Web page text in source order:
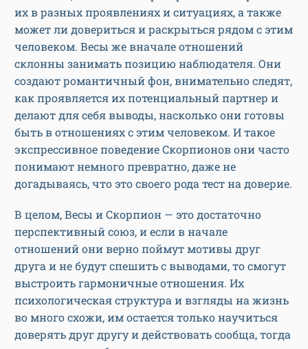
их в разных проявлениях и ситуациях, а также
может ли довериться и раскрыться рядом с этим
человеком. Весы же вначале отношений
склонны занимать позицию наблюдателя. Они
создают романтичный фон, внимательно следят,
как проявляется их потенциальный партнер и
делают для себя выводы, насколько они готовы
быть в отношениях с этим человеком. И такое
экспрессивное поведение Скорпионов они часто
понимают немного превратно, даже не
догадываясь, что это своего рода тест на доверие.
В целом, Весы и Скорпион — это достаточно
перспективный союз, и если в начале
отношений они верно поймут мотивы друг
друга и не будут спешить с выводами, то смогут
выстроить гармоничные отношения. Их
психологическая структура и взгляды на жизнь
во много схожи, им остается только научиться
доверять друг другу и действовать сообща, тогда